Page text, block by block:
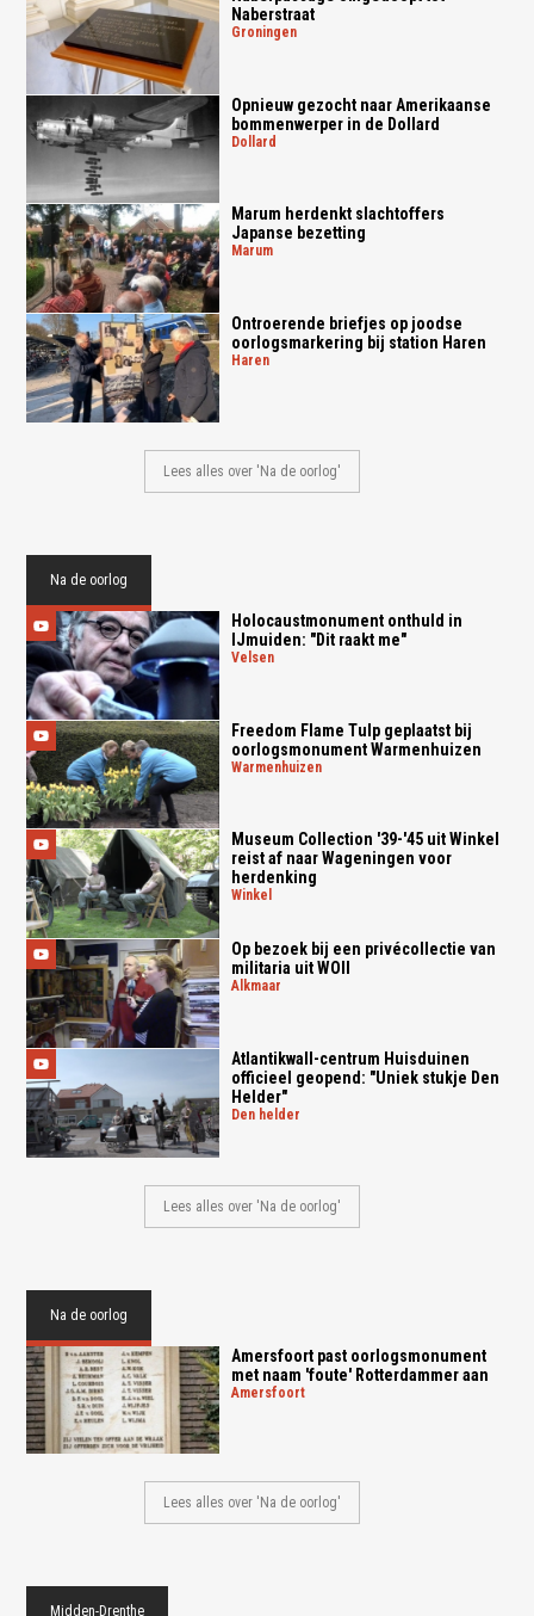
Naberstraat
groningen
Opnieuw gezocht naar Amerikaanse
bommenwerper in de Dollard
dollard
Marum herdenkt slachtoffers
Japanse bezetting
marum
Ontroerende briefjes op joodse
oorlogsmarkering bij station Haren
haren
Lees alles over 'Na de oorlog'
Na de oorlog
Holocaustmonument onthuld in
IJmuiden: "Dit raakt me"
velsen
Freedom Flame Tulp geplaatst bij
oorlogsmonument Warmenhuizen
warmenhuizen
Museum Collection '39-'45 uit Winkel
reist af naar Wageningen voor
herdenking
winkel
Op bezoek bij een privécollectie van
militaria uit WOII
alkmaar
Atlantikwall-centrum Huisduinen
officieel geopend: "Uniek stukje Den
Helder"
den helder
Lees alles over 'Na de oorlog'
Na de oorlog
Amersfoort past oorlogsmonument
met naam 'foute' Rotterdammer aan
amersfoort
Lees alles over 'Na de oorlog'
Midden-Drenthe